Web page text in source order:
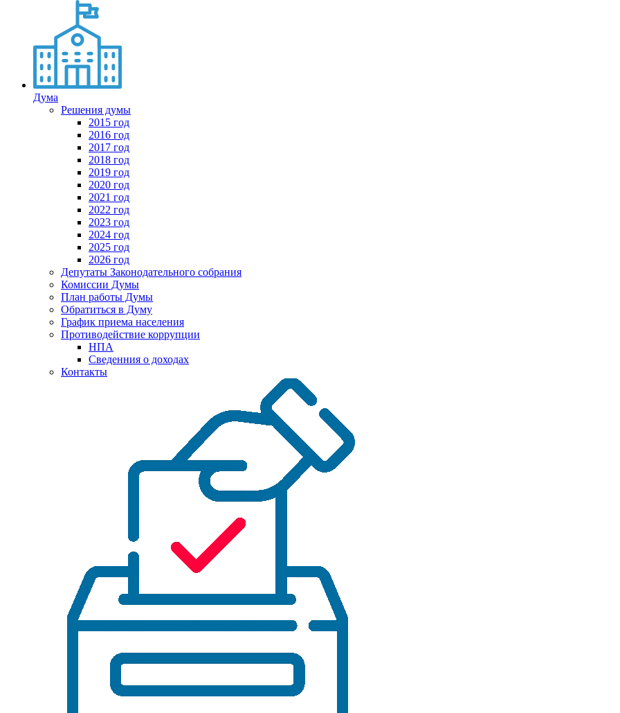
Дума
Решения думы
2015 год
2016 год
2017 год
2018 год
2019 год
2020 год
2021 год
2022 год
2023 год
2024 год
2025 год
2026 год
Депутаты Законодательного собрания
Комиссии Думы
План работы Думы
Обратиться в Думу
График приема населения
Противодействие коррупции
НПА
Сведенния о доходах
Контакты